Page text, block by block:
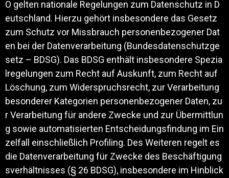
O gelten nationale Regelungen zum Datenschutz in D
eutschland. Hierzu gehört insbesondere das Gesetz
zum Schutz vor Missbrauch personenbezogener Dat
en bei der Datenverarbeitung (Bundesdatenschutzge
setz – BDSG). Das BDSG enthält insbesondere Spezia
lregelungen zum Recht auf Auskunft, zum Recht auf
Löschung, zum Widerspruchsrecht, zur Verarbeitung
besonderer Kategorien personenbezogener Daten, zu
r Verarbeitung für andere Zwecke und zur Übermittlun
g sowie automatisierten Entscheidungsfindung im Ein
zelfall einschließlich Profiling. Des Weiteren regelt es
die Datenverarbeitung für Zwecke des Beschäftigung
sverhältnisses (§ 26 BDSG), insbesondere im Hinblick